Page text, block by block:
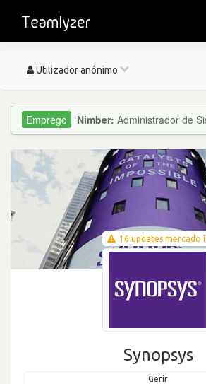
Toggle
Utilizador anónimo
Nimber: Administrador de
16 updates mercado
Synopsys
Gerir